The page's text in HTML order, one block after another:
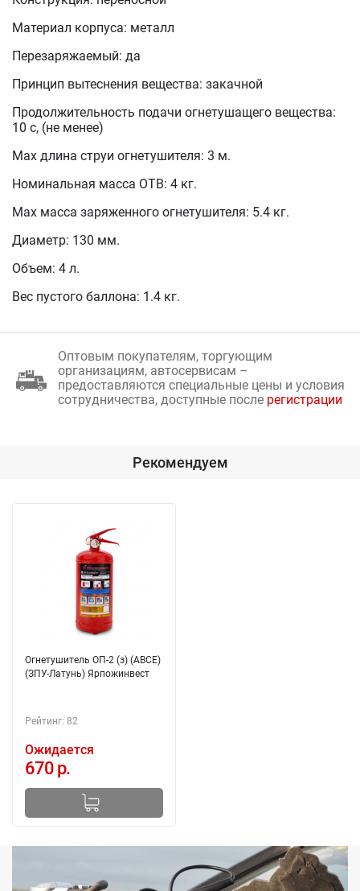
Материал корпуса: металл
Перезаряжаемый: да
Принцип вытеснения вещества: закачной
Продолжительность подачи огнетушащего вещества:
10 с, (не менее)
Max длина струи огнетушителя: 3 м.
Номинальная масса ОТВ: 4 кг.
Мах масса заряженного огнетушителя: 5.4 кг.
Диаметр: 130 мм.
Объем: 4 л.
Вес пустого баллона: 1.4 кг.
Оптовым покупателям, торгующим
организациям, автосервисам –
предоставляются специальные цены и условия
сотрудничества, доступные после регистрации
Рекомендуем
Огнетушитель ОП-2 (з) (ABCE)
(ЗПУ-Латунь) Ярпожинвест
Рейтинг: 82
Ожидается
670 р.